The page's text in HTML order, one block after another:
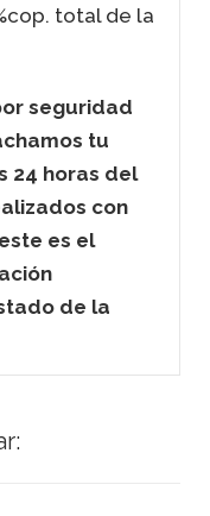
total de la
seguridad
tu
24 horas del
con
es el
de la